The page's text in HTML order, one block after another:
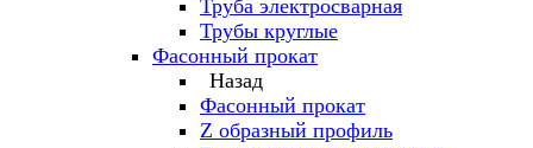
Труба электросварная
Трубы круглые
Фасонный прокат
Назад
Фасонный прокат
Z образный профиль